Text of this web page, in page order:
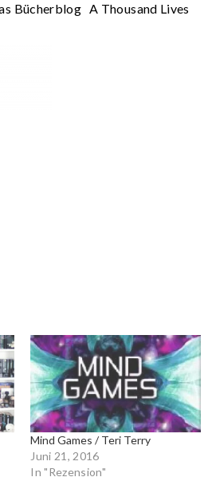
Bücherblog A Thousand Lives
Mind Games / Teri Terry
Juni 21, 2016
In "Rezension"